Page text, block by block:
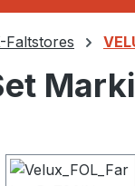
Faltstores